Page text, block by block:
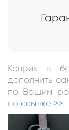
Коврик в
дополнить
по Вашим
по ссылке >>